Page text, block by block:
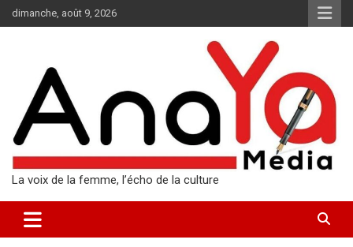
Aller
au
dimanche, août 9, 2026
La voix de la femme, l’écho de la culture